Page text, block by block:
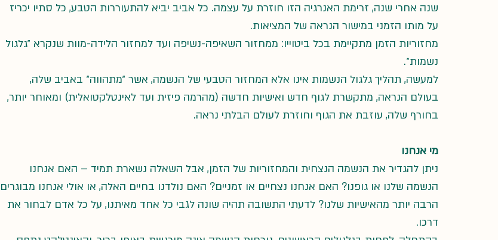
שנה אחרי שנה, זרימת האנרגיה הזו חוזרת על עצמה. כל אביב יביא להתעוררות הטבע, כל סתיו יכריז
על מותו הזמני במישור הנראה של המציאות.
מחזוריות הזמן מתקיימת בכל ביטוייו: ממחזור השאיפה-נשיפה ועד למחזור הלידה-מוות שנקרא ״גלגול
נשמות״.
למעשה, תהליך גלגול הנשמות אינו אלא המחזור הטבעי של הנשמה, אשר ״מתהווה״ באביב שלה,
בעולם הנראה, מתקשרת לגוף חדש ואישיות חדשה (מהרמה פיזית ועד לאינטלקטואלית) ומאוחר יותר,
בחורף שלה, עוזבת את הגוף וחוזרת לעולם הבלתי נראה.
מי אנחנו
ניתן להגדיר את הנשמה הנצחית והמחזוריות של הזמן, אבל השאלה נשארת תמיד – האם אנחנו
הנשמה שלנו או גופנו? האם אנחנו נצחיים או זמניים? האם נולדנו בחיים האלה, או אולי אנחנו מבוגרים
הרבה יותר מהאישיות שלנו? לדעתי התשובה תהיה שונה לגבי כל אחד מאיתנו, על כל אדם לבחור את
דרכו.